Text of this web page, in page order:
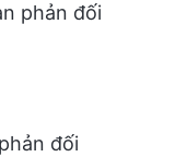
phản đối
đối